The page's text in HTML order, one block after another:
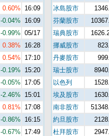
0.60%
16:09
-0.04%
16:09
-0.99% 05/17
0.38%
16:28
0.54%
17:10
-0.19%
15:20
-0.05%
17:05
-2.46%
15:01
0.81%
17:08
-0.86%
16:15
-0.67%
17:49
冰島股市
芬蘭股市
瑞典股市
挪威股市
丹麥股市
瑞士股市
以色列
埃及股市
南非股市
約旦股市
杜拜股市